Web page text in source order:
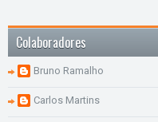
Colaboradores
Bruno Ramalho
Carlos Martins